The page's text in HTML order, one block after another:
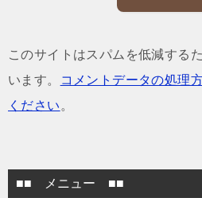
このサイトはスパムを低減する
います。
コメントデータの処理
ください 。
■■ メニュー ■■